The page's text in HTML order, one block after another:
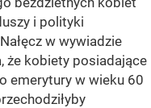
i polityki
w wywiadzie
że kobiety posiadające
emerytury w wieku 60